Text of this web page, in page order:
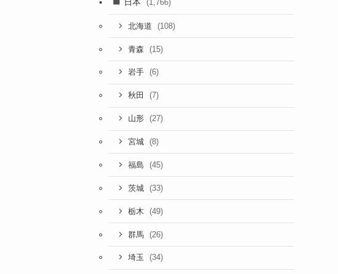
(1,766)
北海道 (108)
青森 (15)
岩手 (6)
秋田 (7)
山形 (27)
宮城 (8)
福島 (45)
茨城 (33)
栃木 (49)
群馬 (26)
埼玉 (34)